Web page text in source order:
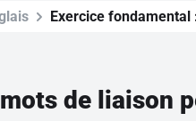
Exercice fondamental